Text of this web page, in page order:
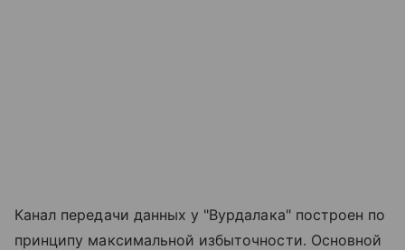
Канал передачи данных у "Вурдалака" построен по
принципу максимальной избыточности. Основной